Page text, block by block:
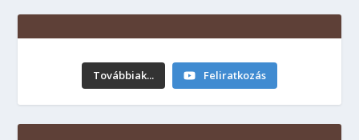
Továbbiak... Feliratkozás